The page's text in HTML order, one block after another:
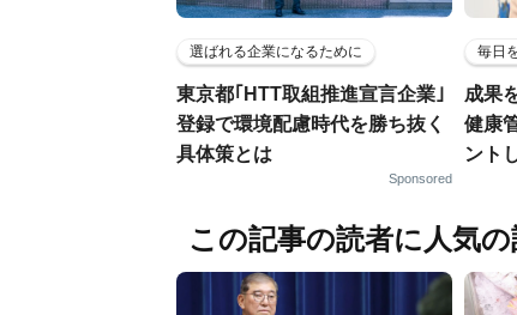
選ばれる企業になるために
東京都｢HTT取組推進宣言企業｣
登録で環境配慮時代を勝ち抜く
具体策とは
Sponsored
毎日
成果
健康
ント
この記事の読者に人気